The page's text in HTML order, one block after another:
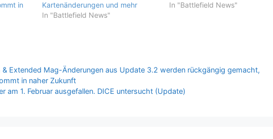
in
Kartenänderungen und mehr
In "Battlefield News"
In "Battlefield News"
Extended Mag-Änderungen aus Update 3.2 werden rückgängig gemacht,
in naher Zukunft
am 1. Februar ausgefallen. DICE untersucht (Update)